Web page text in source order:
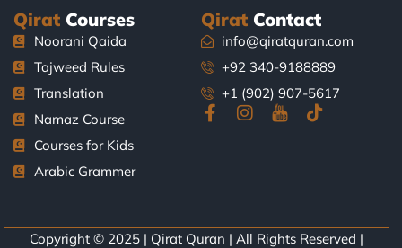
Qirat Courses
Noorani Qaida
Tajweed Rules
Translation
Namaz Course
Courses for Kids
Arabic Grammer
Qirat Contact
info@qiratquran.com
+92 340-9188889
+1 (902) 907-5617
F
k
I
a
J
t
T
Copyright © 2025 | Qirat Quran | All Rights Reserved |